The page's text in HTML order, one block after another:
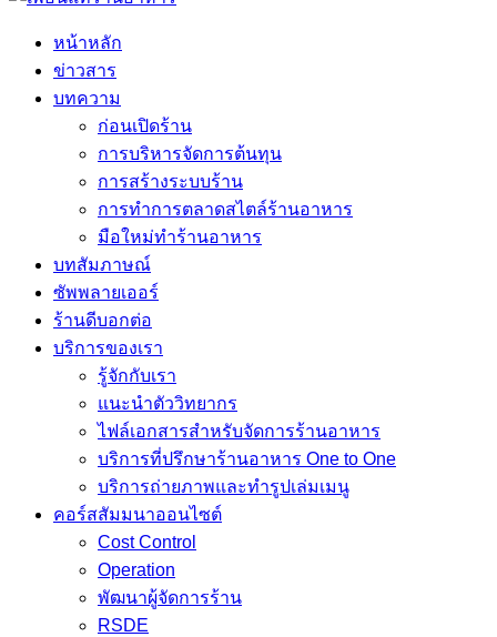
หน้าหลัก
ข่าวสาร
บทความ
ก่อนเปิดร้าน
การบริหารจัดการต้นทุน
การสร้างระบบร้าน
การทำการตลาดสไตล์ร้านอาหาร
มือใหม่ทำร้านอาหาร
บทสัมภาษณ์
ซัพพลายเออร์
ร้านดีบอกต่อ
บริการของเรา
รู้จักกับเรา
แนะนำตัววิทยากร
ไฟล์เอกสารสำหรับจัดการร้านอาหาร
บริการที่ปรึกษาร้านอาหาร One to One
บริการถ่ายภาพและทำรูปเล่มเมนู
คอร์สสัมมนาออนไซต์
Cost Control
Operation
พัฒนาผู้จัดการร้าน
RSDE